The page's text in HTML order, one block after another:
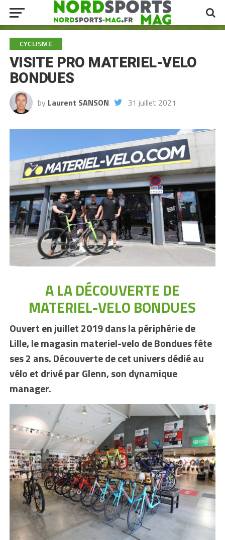
CYCLISME
VISITE PRO MATERIEL-VELO
BONDUES
by Laurent SANSON 31 juillet 2021
A LA DÉCOUVERTE DE
MATERIEL-VELO BONDUES
Ouvert en juillet 2019 dans la périphérie de
Lille, le magasin materiel-velo de Bondues fête
ses 2 ans. Découverte de cet univers dédié au
vélo et drivé par Glenn, son dynamique
manager.